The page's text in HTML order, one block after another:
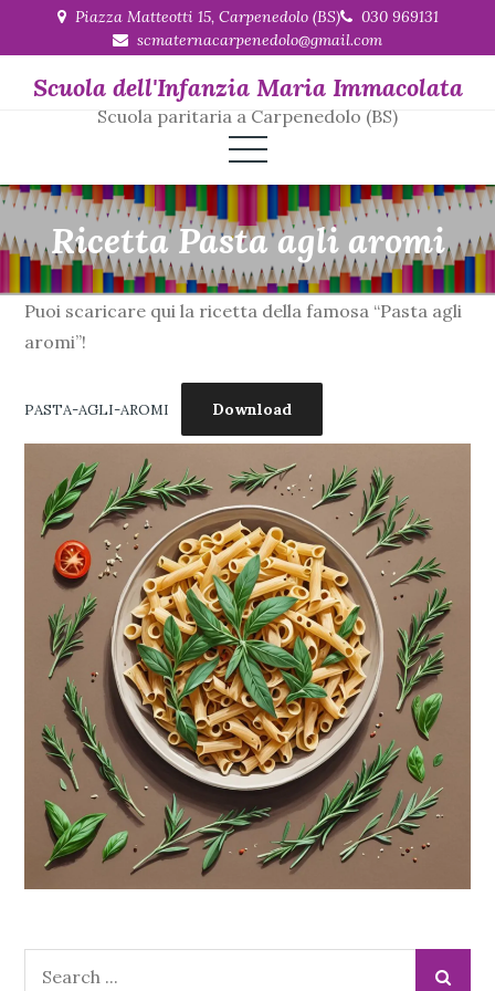
content
Piazza Matteotti 15, Carpenedolo (BS)
030 969131
scmaternacarpenedolo@gmail.com
Scuola dell'Infanzia Maria Immacolata
Scuola paritaria a Carpenedolo (BS)
Ricetta Pasta agli aromi
Puoi scaricare qui la ricetta della famosa “Pasta agli
aromi”!
PASTA-AGLI-AROMI Download